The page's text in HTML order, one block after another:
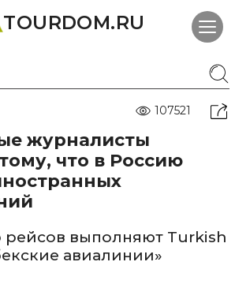
TOURDOM.RU
107521
журналисты
что в Россию
рейсов выполняют Turkish
авиалинии»